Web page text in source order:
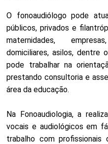
O fonoaudiólogo pode
públicos, privados e
maternidades,
domiciliares, asilos, dentre
pode trabalhar na
prestando consultoria e
área da educação.
Na Fonoaudiologia, a
vocais e audiológicos em
trabalho com